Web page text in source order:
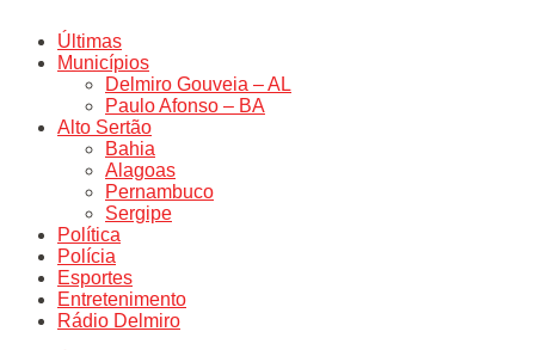
Últimas
Municípios
Delmiro Gouveia – AL
Paulo Afonso – BA
Alto Sertão
Bahia
Alagoas
Pernambuco
Sergipe
Política
Polícia
Esportes
Entretenimento
Rádio Delmiro